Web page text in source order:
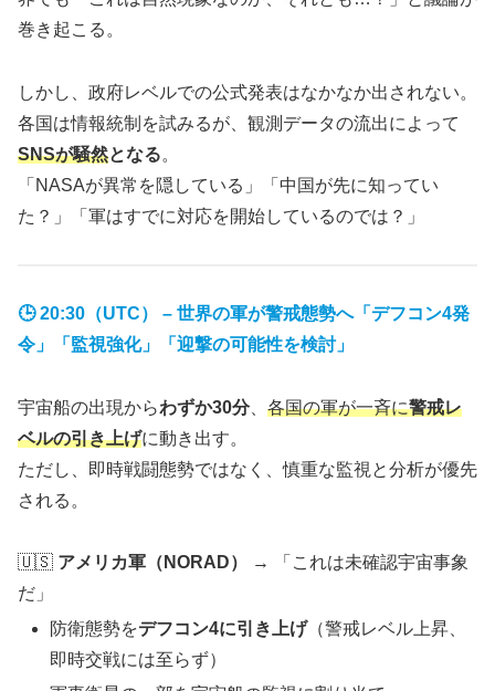
巻き起こる。
しかし、政府レベルでの公式発表はなかなか出されない。
各国は情報統制を試みるが、観測データの流出によって
SNSが騒然となる。
「NASAが異常を隠している」「中国が先に知ってい
た？」「軍はすでに対応を開始しているのでは？」
🕒 20:30（UTC） – 世界の軍が警戒態勢へ「デフコン4発
令」「監視強化」「迎撃の可能性を検討」
宇宙船の出現からわずか30分、 各国の軍が一斉に警戒レ
ベルの引き上げに動き出す。
ただし、即時戦闘態勢ではなく、慎重な監視と分析が優先
される。
🇺🇸 アメリカ軍（NORAD）
→ 「これは未確認宇宙事象
だ」
防衛態勢をデフコン4に引き上げ（警戒レベル上昇、
即時交戦には至らず）